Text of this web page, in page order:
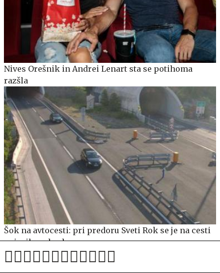
Nives Orešnik in Andrei Lenart sta se potihoma
razšla
Šok na avtocesti: pri predoru Sveti Rok se je na cesti
pojavil medved